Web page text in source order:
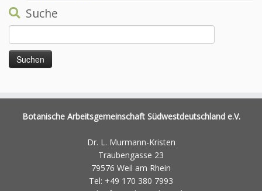
Suche
nach:
Botanische Arbeitsgemeinschaft Südwestdeutschland e.V.
Dr. L. Murmann-Kristen
Traubengasse 23
79576 Weil am Rhein
Tel: +49 170 380 7993